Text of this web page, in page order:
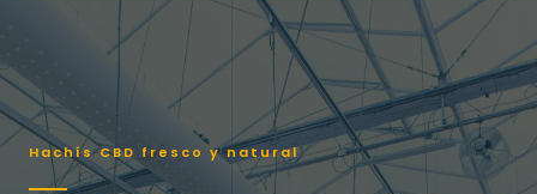
Hachís CBD fresco y natural